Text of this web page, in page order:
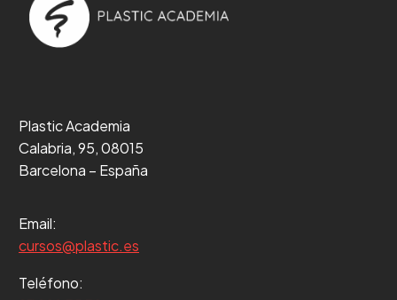
Plastic Academia
Calabria, 95, 08015
Barcelona – España
Email:
cursos@plastic.es
Teléfono: